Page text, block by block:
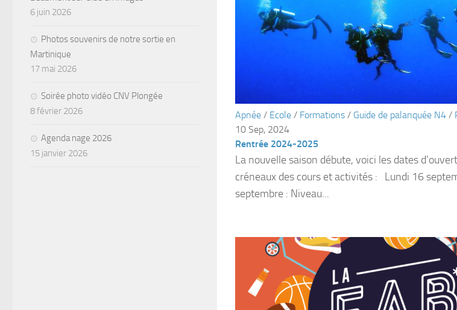
Apnée / Ecole / Formations / Guide de palanquée N4 /
10 Sep, 2024
Rentrée 2024-2025
La nouvelle saison débute, voici les dates
créneaux des cours et activités : Lundi 16
septembre : Niveau...
6 juin 2026
Photos souvenirs de notre sortie en
Martinique
17 mai 2026
Soirée photo vidéo CNV Plongée
8 février 2026
Agenda nage 2026
15 janvier 2026